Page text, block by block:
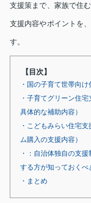
支援策まで、家族で住
支援内容やポイントを
す。
【目次】
・国の子育て世帯向
・子育てグリーン住
具体的な補助内容）
・こどもみらい住宅
ム購入の支援内容）
・：自治体独自の支
する方が知っておくべ
・まとめ